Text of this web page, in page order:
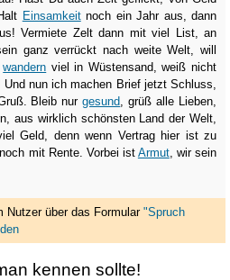
Einsamkeitnoch ein Jahr aus, dann
Vermiete Zelt dann mit viel List, an
ganz verrückt nach weite Welt, will
wandern viel in Wüstensand, weiß nicht
nun ich machen Brief jetzt Schluss,
Bleib nurgesund, grüß alle Lieben,
aus wirklich schönsten Land der Welt,
Geld, denn wenn Vertrag hier ist zu
mit Rente. Vorbei ist Armut, wir sein
Nutzer über das Formular "Spruch
kennen sollte!